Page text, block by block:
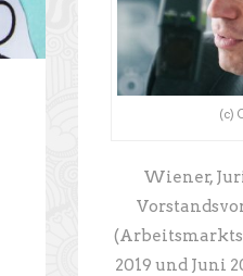
(c)
Wiener,
2019 und Juni